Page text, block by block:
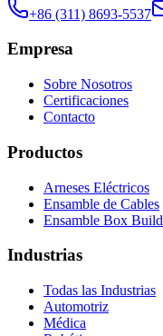
+86 (311) 8693-5537
Empresa
Sobre Nosotros
Certificaciones
Contacto
Productos
Arneses Eléctricos
Ensamble de Cables
Ensamble Box Build
Industrias
Todas las Industrias
Automotriz
Médica